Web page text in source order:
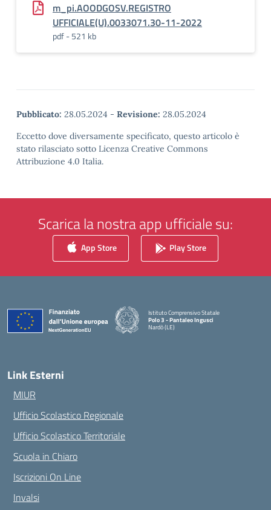
m_pi.AOODGOSV.REGISTRO
UFFICIALE(U).0033071.30-11-2022
pdf - 521 kb
Pubblicato: 28.05.2024 - Revisione: 28.05.2024
Eccetto dove diversamente specificato, questo articolo è
stato rilasciato sotto Licenza Creative Commons
Attribuzione 4.0 Italia.
Scarica la nostra app ufficiale su:
App Store Play Store
Istituto Comprensivo Statale
Polo 3 - Pantaleo Ingusci
Nardò (LE)
Link Esterni
MIUR
Ufficio Scolastico Regionale
Ufficio Scolastico Territoriale
Scuola in Chiaro
Iscrizioni On Line
Invalsi